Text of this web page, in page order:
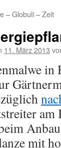
– Globuli – Zeit
11. März 2013
in
am
mit